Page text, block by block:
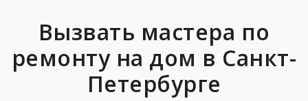
Вызвать мастера по
ремонту на дом в Санкт-
Петербурге